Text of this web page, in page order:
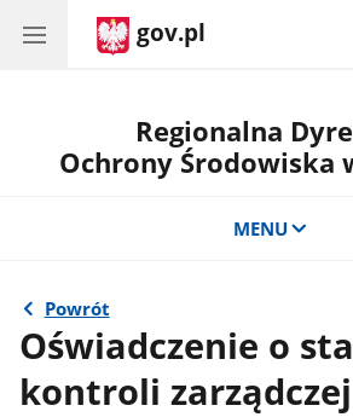
gov.pl
Regionalna
Ochrony Środowiska
MENU
Powrót
Oświadczenie o
kontroli zarządczej